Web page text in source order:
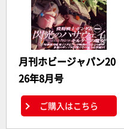
月刊ホビージャパン20
26年8月号
ご購入はこちら